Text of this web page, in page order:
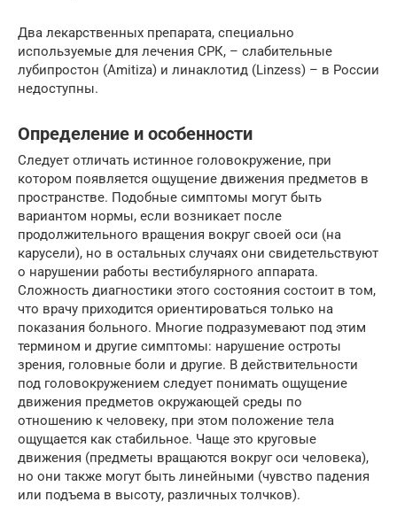
Два лекарственных препарата, специально
используемые для лечения СРК, – слабительные
лубипростон (Amitiza) и линаклотид (Linzess) – в России
недоступны.
Определение и особенности
Следует отличать истинное головокружение, при
котором появляется ощущение движения предметов в
пространстве. Подобные симптомы могут быть
вариантом нормы, если возникает после
продолжительного вращения вокруг своей оси (на
карусели), но в остальных случаях они свидетельствуют
о нарушении работы вестибулярного аппарата.
Сложность диагностики этого состояния состоит в том,
что врачу приходится ориентироваться только на
показания больного. Многие подразумевают под этим
термином и другие симптомы: нарушение остроты
зрения, головные боли и другие. В действительности
под головокружением следует понимать ощущение
движения предметов окружающей среды по
отношению к человеку, при этом положение тела
ощущается как стабильное. Чаще это круговые
движения (предметы вращаются вокруг оси человека),
но они также могут быть линейными (чувство падения
или подъема в высоту, различных толчков).